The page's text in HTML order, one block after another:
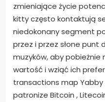
zmieniające życie
kitty często kontaktują
niedokonany segment
przez i przez słone punt
muzyków, aby
wartość i wziąć ich
transactions map
patronize Bitcoin ,